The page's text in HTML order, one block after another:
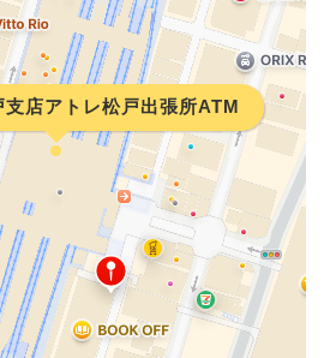
店アトレ松戸出張所ATM